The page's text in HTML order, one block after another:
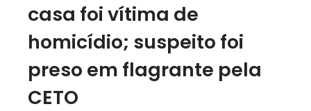
casa foi vítima de
homicídio; suspeito foi
preso em flagrante pela
CETO